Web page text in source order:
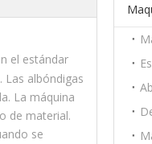
el estándar
albóndigas
La máquina
de material.
se